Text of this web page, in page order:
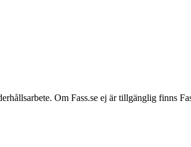
Om Fass.se ej är tillgänglig finns